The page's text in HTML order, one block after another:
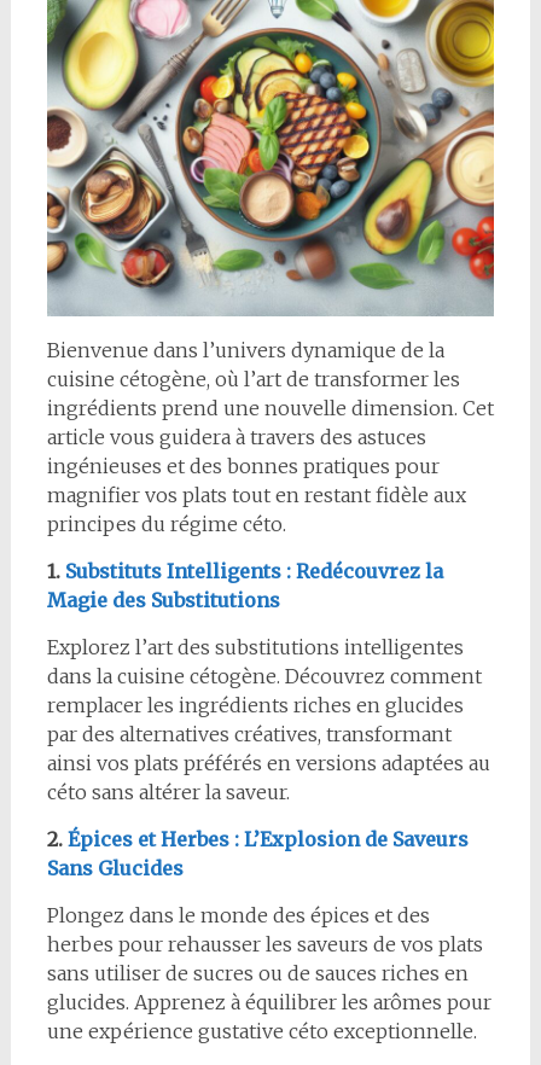
Bienvenue dans l’univers dynamique de la
cuisine cétogène, où l’art de transformer les
ingrédients prend une nouvelle dimension. Cet
article vous guidera à travers des astuces
ingénieuses et des bonnes pratiques pour
magnifier vos plats tout en restant fidèle aux
principes du régime céto.
1. Substituts Intelligents : Redécouvrez la
Magie des Substitutions
Explorez l’art des substitutions intelligentes
dans la cuisine cétogène. Découvrez comment
remplacer les ingrédients riches en glucides
par des alternatives créatives, transformant
ainsi vos plats préférés en versions adaptées au
céto sans altérer la saveur.
2.Épices et Herbes : L’Explosion de Saveurs
Sans Glucides
Plongez dans le monde des épices et des
herbes pour rehausser les saveurs de vos plats
sans utiliser de sucres ou de sauces riches en
glucides. Apprenez à équilibrer les arômes pour
une expérience gustative céto exceptionnelle.